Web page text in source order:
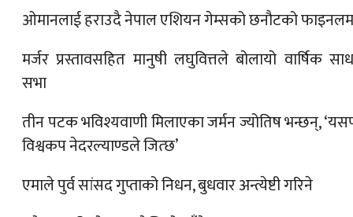
ओमानलाई हराउदै नेपाल एशियन गेम्सको छनौटको
मर्जर प्रस्तावसहित मानुषी लघुवित्तले बोलायो वार्षिक
सभा
तीन पटक भविश्यवाणी मिलाएका जर्मन ज्योतिष भन्छन्,
विश्वकप नेदरल्याण्डले जित्छ’
एमाले पुर्व सांसद गुप्ताको निधन, बुधवार अन्त्येष्टी गरिने